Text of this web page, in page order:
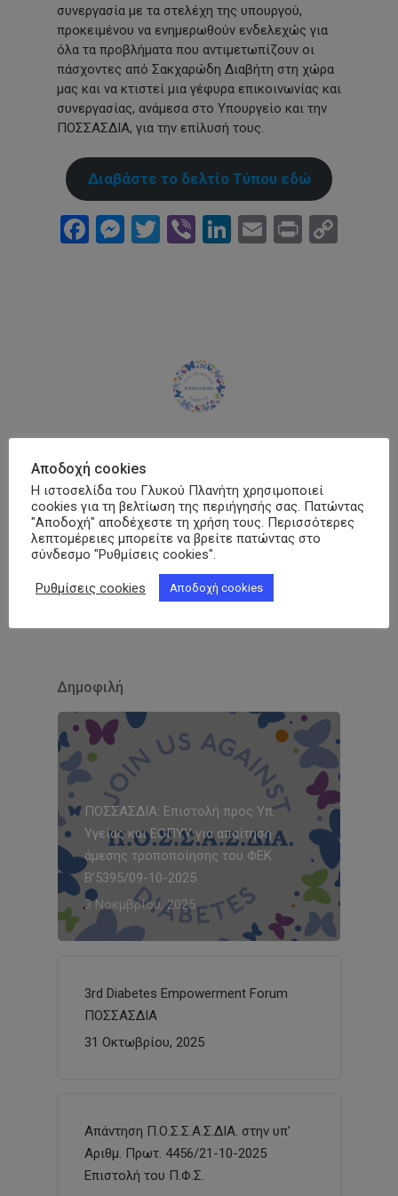
συνεργασία με τα στελέχη της υπουργού,
προκειμένου να ενημερωθούν ενδελεχώς για
όλα τα προβλήματα που αντιμετωπίζουν οι
πάσχοντες από Σακχαρώδη Διαβήτη στη χώρα
μας και να κτιστεί μια γέφυρα επικοινωνίας και
συνεργασίας, ανάμεσα στο Υπουργείο και την
ΠΟΣΣΑΣΔΙΑ, για την επίλυσή τους.
Διαβάστε το δελτίο Τύπου εδώ
Facebook
Messenger
Twitter
ViberLinkedIn
Email
Print
Παροχές ΕΟΠΥΥ
Δε γνωρίζετε τι δικαιούστε από τον ΕΟΠΥΥ ως
πάσχοντας από Σακχαρώδη Διαβήτη;
Δημοφιλή
ΠΟΣΣΑΣΔΙΑ: Επιστολή προς Υπ.
Υγείας και ΕΟΠΥΥ για απαίτηση
άμεσης τροποποίησης του ΦΕΚ
Β’5395/09-10-2025
3 Νοεμβρίου, 2025
3rd Diabetes Empowerment Forum
ΠΟΣΣΑΣΔΙΑ
31 Οκτωβρίου, 2025
Απάντηση Π.Ο.Σ.Σ.Α.Σ.ΔΙΑ. στην υπ’
Αριθμ. Πρωτ. 4456/21-10-2025
Επιστολή του Π.Φ.Σ.
Αποδοχή cookies
Η ιστοσελίδα του Γλυκού Πλανήτη χρησιμοποιεί
cookies για τη βελτίωση της περιήγησής σας. Πατώντας
"Αποδοχή" αποδέχεστε τη χρήση τους. Περισσότερες
λεπτομέρειες μπορείτε να βρείτε πατώντας στο
σύνδεσμο "Ρυθμίσεις cookies".
Ρυθμίσεις cookies Αποδοχή cookies